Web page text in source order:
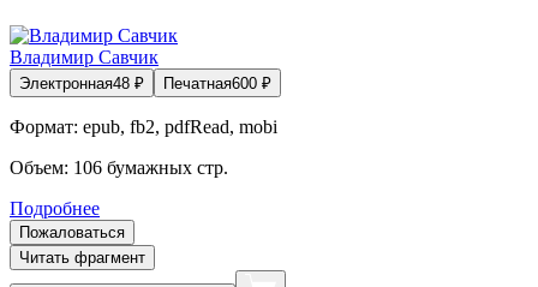
Владимир Савчик
Электронная48 ₽ Печатная600 ₽
Формат: epub, fb2, pdfRead, mobi
Объем: 106 бумажных стр.
Подробнее
Пожаловаться
Читать фрагмент